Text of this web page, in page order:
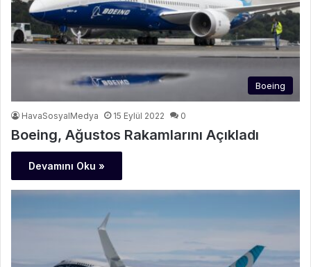
Boeing
HavaSosyalMedya 15 Eylül 2022 0
Boeing, Ağustos Rakamlarını Açıkladı
Devamını Oku »